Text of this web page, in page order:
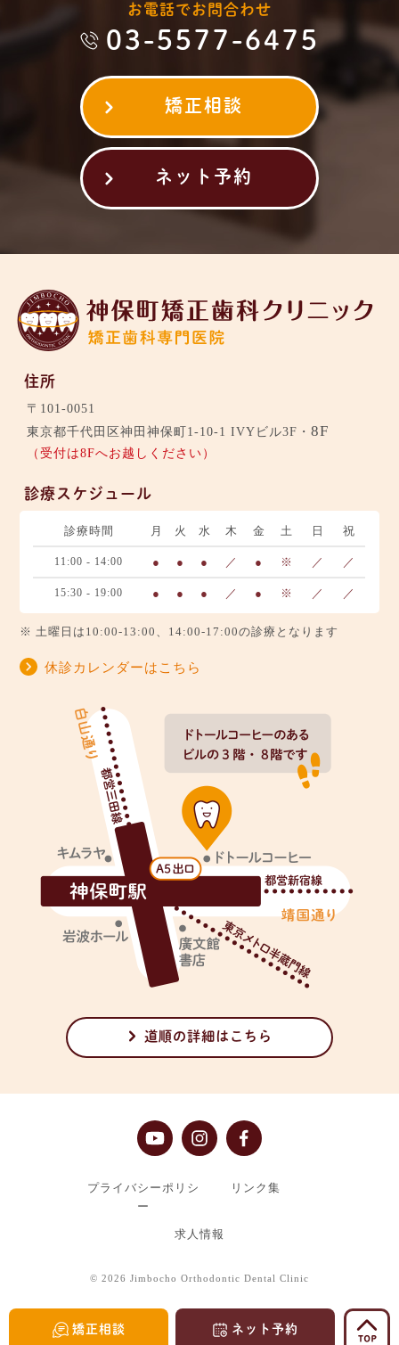
お電話でお問合わせ
03-5577-6475
矯正相談
ネット予約
住所
〒101-0051
東京都千代田区神田神保町1-10-1 IVYビル3F・8F
（受付は8Fへお越しください）
診療スケジュール
診療時間 月 火 水 木 金 土 日 祝
11:00 - 14:00 ● ● ● ／ ● ※ ／ ／
15:30 - 19:00 ● ● ● ／ ● ※ ／ ／
※ 土曜日は10:00-13:00、14:00-17:00の診療となります
休診カレンダーはこちら
道順の詳細はこちら
プライバシーポリシ
ー
リンク集
求人情報
© 2026 Jimbocho Orthodontic Dental Clinic
矯正相談 ネット予約